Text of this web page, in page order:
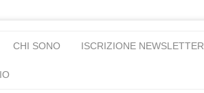
CHI SONO ISCRIZIONE NEWSLETTER